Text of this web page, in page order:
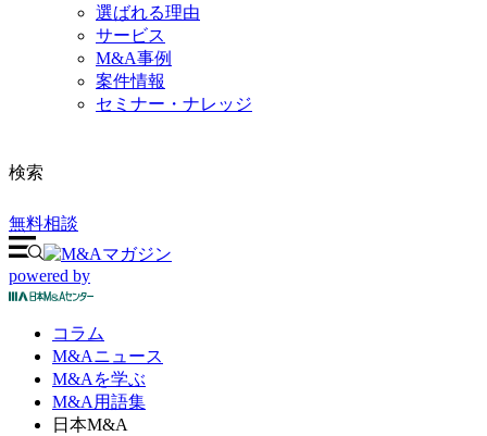
選ばれる理由
サービス
M&A事例
案件情報
セミナー・ナレッジ
検索
無料相談
powered by
コラム
M&Aニュース
M&Aを学ぶ
M&A 用語集
日本M&A